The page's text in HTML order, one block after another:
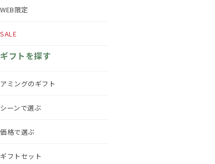
WEB限定
SALE
ギフトを探す
アミングのギフト
シーンで選ぶ
価格で選ぶ
ギフトセット